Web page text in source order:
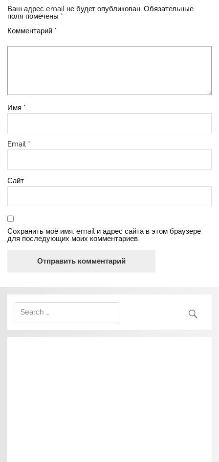
Ваш адрес email не будет опубликован. Обязательные
поля помечены *
Комментарий *
Имя *
Email *
Сайт
Сохранить моё имя, email и адрес сайта в этом браузере
для последующих моих комментариев.